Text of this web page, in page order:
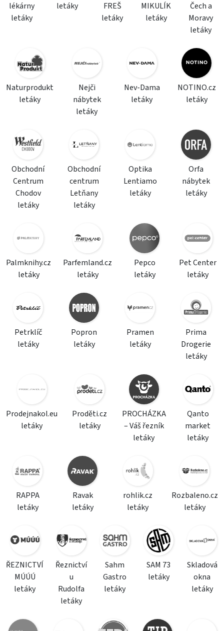
lékárny
letáky
letáky
FREŠ
letáky
MIKULÍK
letáky
Čech a
Moravy
letáky
Naturprodukt
letáky
Nejči
nábytek
letáky
Nev-Dama
letáky
NOTINO.cz
letáky
Obchodní
Centrum
Chodov
letáky
Obchodní
centrum
Letňany
letáky
Optika
Lentiamo
letáky
Orfa
nábytek
letáky
Palmknihy.cz
letáky
Parfemland.cz
letáky
Pepco
letáky
Pet Center
letáky
Petrklíč
letáky
Popron
letáky
Pramen
letáky
Prima
Drogerie
letáky
Prodejnakol.eu
letáky
Proděti.cz
letáky
PROCHÁZKA
– Váš řezník
letáky
Qanto
market
letáky
RAPPA
letáky
Ravak
letáky
rohlik.cz
letáky
Rozbaleno.cz
letáky
ŘEZNICTVÍ
MÚÚÚ
letáky
Řeznictví
u
Rudolfa
letáky
Sahm
Gastro
letáky
SAM 73
letáky
Skladová
okna
letáky